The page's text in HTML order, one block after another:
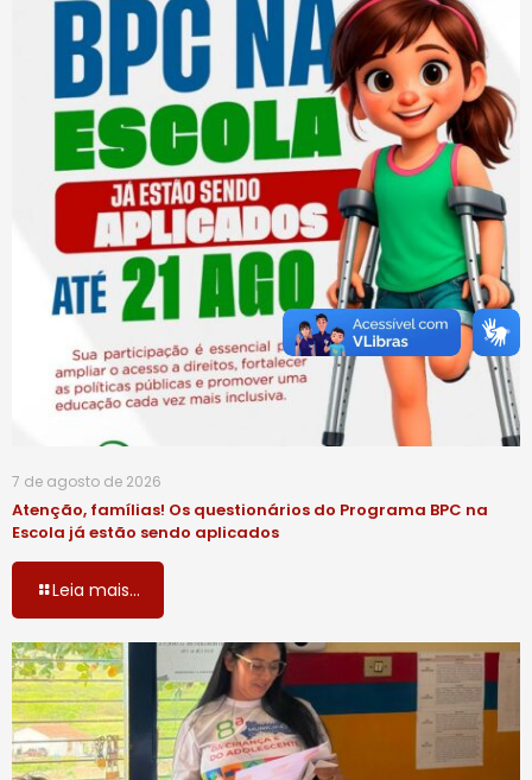
7 de agosto de 2026
Atenção, famílias! Os questionários do Programa BPC na
Escola já estão sendo aplicados
Leia mais...